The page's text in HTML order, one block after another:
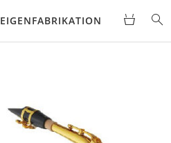
EIGENFABRIKATION